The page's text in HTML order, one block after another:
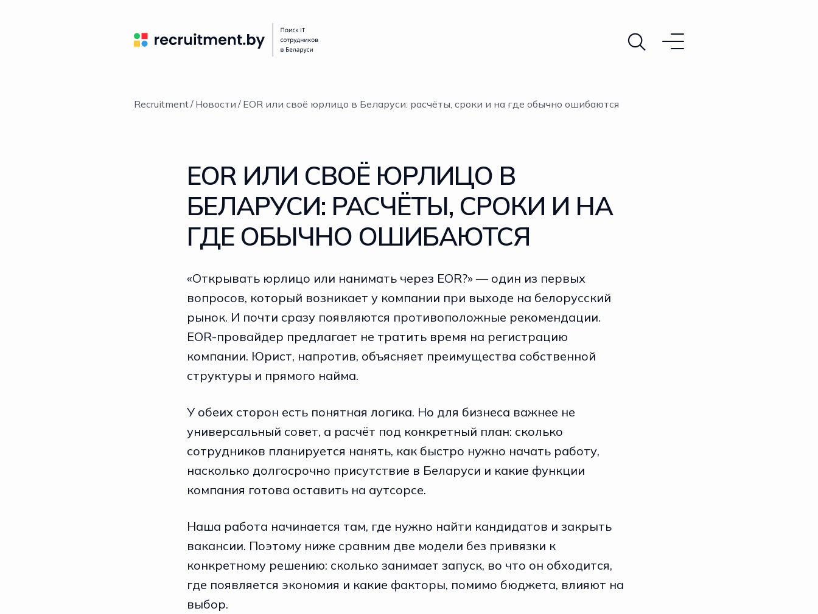
Recruitment Новости EOR или своё юрлицо в Беларуси: расчёты, сроки и на где обычно ошибаются
EOR ИЛИ СВОЁ ЮРЛИЦО В
БЕЛАРУСИ: РАСЧЁТЫ, СРОКИ И НА
ГДЕ ОБЫЧНО ОШИБАЮТСЯ
«Открывать юрлицо или нанимать через EOR?» — один из первых
вопросов, который возникает у компании при выходе на белорусский
рынок. И почти сразу появляются противоположные рекомендации.
EOR-провайдер предлагает не тратить время на регистрацию
компании. Юрист, напротив, объясняет преимущества собственной
структуры и прямого найма.
У обеих сторон есть понятная логика. Но для бизнеса важнее не
универсальный совет, а расчёт под конкретный план: сколько
сотрудников планируется нанять, как быстро нужно начать работу,
насколько долгосрочно присутствие в Беларуси и какие функции
компания готова оставить на аутсорсе.
Наша работа начинается там, где нужно найти кандидатов и закрыть
вакансии. Поэтому ниже сравним две модели без привязки к
конкретному решению: сколько занимает запуск, во что он обходится,
где появляется экономия и какие факторы, помимо бюджета, влияют на
выбор.